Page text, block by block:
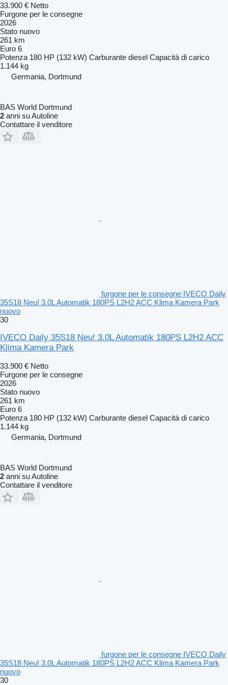
33.900 € Netto
Furgone per le consegne
2026
Stato nuovo
261 km
Euro 6
Potenza 180 HP (132 kW) Carburante diesel Capacità di carico
1.144 kg
Germania, Dortmund
BAS World Dortmund
2 anni su Autoline
Contattare il venditore
furgone per le consegne IVECO Daily
35S18 Neu! 3.0L Automatik 180PS L2H2 ACC Klima Kamera Park
nuovo
30
IVECO Daily 35S18 Neu! 3.0L Automatik 180PS L2H2 ACC
Klima Kamera Park
33.900 € Netto
Furgone per le consegne
2026
Stato nuovo
261 km
Euro 6
Potenza 180 HP (132 kW) Carburante diesel Capacità di carico
1.144 kg
Germania, Dortmund
BAS World Dortmund
2 anni su Autoline
Contattare il venditore
furgone per le consegne IVECO Daily
35S18 Neu! 3.0L Automatik 180PS L2H2 ACC Klima Kamera Park
nuovo
30